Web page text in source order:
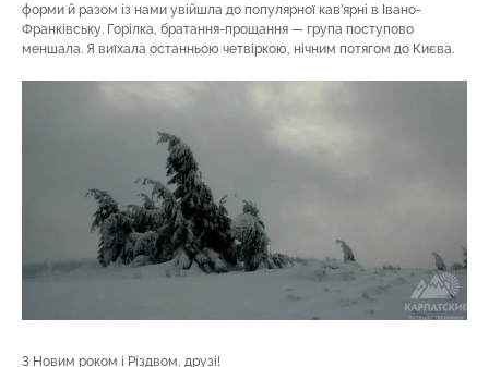
форми й разом із нами увійшла до популярної кав’ярні в Івано-
Франківську. Горілка, братання-прощання — група поступово
меншала. Я виїхала останньою четвіркою, нічним потягом до Києва.
З Новим роком і Різдвом, друзі!